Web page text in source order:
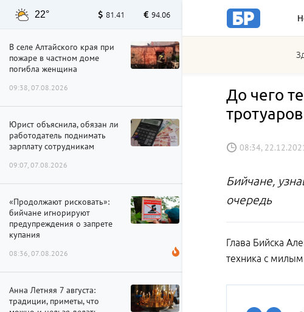
22° 81.41 94.06
В селе Алтайского края при
пожаре в частном доме
погибла женщина
09:38, 07.08.2026
Юрист объяснила, обязан ли
работодатель поднимать
зарплату сотрудникам
09:07, 07.08.2026
«Продолжают рисковать»:
бийчане игнорируют
предупреждения о запрете
купания
08:36, 07.08.2026
Анна Летняя 7 августа:
традиции, приметы, что
До чего
08:34,
Бийчане,
очередь
Глава Бийска
техника с